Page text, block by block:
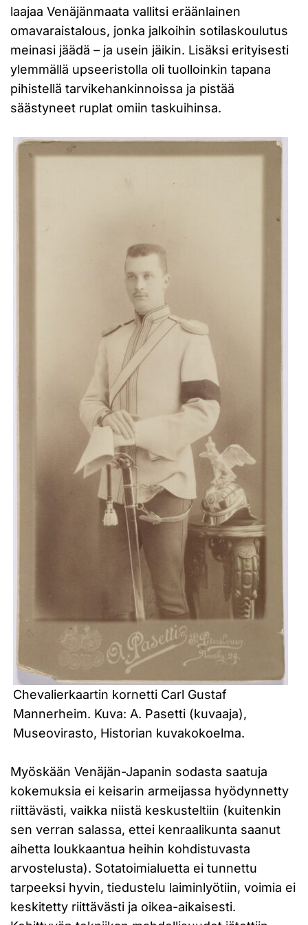
laajaa Venäjänmaata vallitsi eräänlainen
omavaraistalous, jonka jalkoihin sotilaskoulutus
meinasi jäädä – ja usein jäikin. Lisäksi erityisesti
ylemmällä upseeristolla oli tuolloinkin tapana
pihistellä tarvikehankinnoissa ja pistää
säästyneet ruplat omiin taskuihinsa.
Chevalierkaartin kornetti Carl Gustaf
Mannerheim. Kuva: A. Pasetti (kuvaaja),
Museovirasto, Historian kuvakokoelma.
Myöskään Venäjän-Japanin sodasta saatuja
kokemuksia ei keisarin armeijassa hyödynnetty
riittävästi, vaikka niistä keskusteltiin (kuitenkin
sen verran salassa, ettei kenraalikunta saanut
aihetta loukkaantua heihin kohdistuvasta
arvostelusta). Sotatoimialuetta ei tunnettu
tarpeeksi hyvin, tiedustelu laiminlyötiin, voimia ei
keskitetty riittävästi ja oikea-aikaisesti.